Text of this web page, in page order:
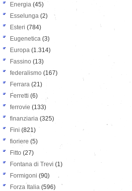
Energia (45)
Esselunga (2)
Esteri (784)
Eugenetica (3)
Europa (1.314)
Fassino (13)
federalismo (167)
Ferrara (21)
Ferretti (6)
ferrovie (133)
finanziaria (325)
Fini (821)
fioriere (5)
Fitto (27)
Fontana di Trevi (1)
Formigoni (90)
Forza Italia (596)